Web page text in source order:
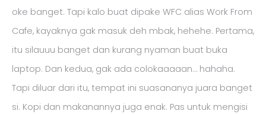
oke banget. Tapi kalo buat dipake WFC alias Work From
Cafe, kayaknya gak masuk deh mbak, hehehe. Pertama,
itu silauuu banget dan kurang nyaman buat buka
laptop. Dan kedua, gak ada colokaaaaan… hahaha.
Tapi diluar dari itu, tempat ini suasananya juara banget
si. Kopi dan makanannya juga enak. Pas untuk mengisi